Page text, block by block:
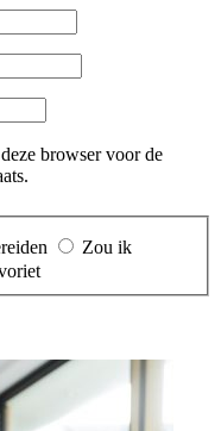
browser voor de
Zou ik